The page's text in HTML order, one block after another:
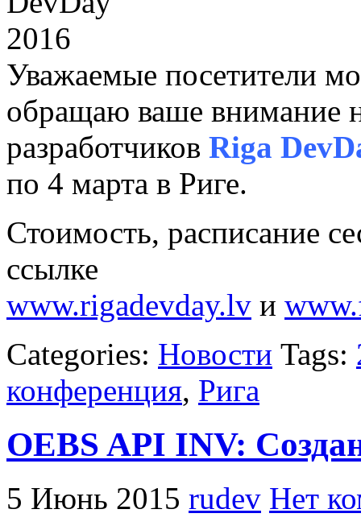
Уважаемые посетители
обращаю ваше внимание
разработчиков Riga
по 4 марта в Риге.
Стоимость, расписание
ссылке
www.rigadevday.lv и
Categories: Новости Tags:
конференция, Рига
OEBS API INV:
5 Июнь 2015 rudev Нет